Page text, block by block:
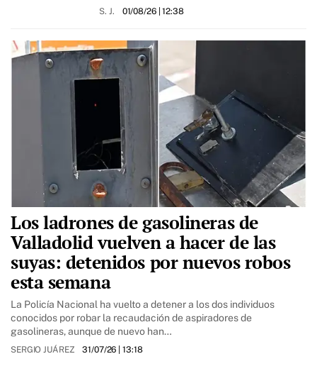
S. J. 01/08/26| 12:38
Los ladrones de gasolineras de
Valladolid vuelven a hacer de las
suyas: detenidos por nuevos robos
esta semana
La Policía Nacional ha vuelto a detener a los dos individuos
conocidos por robar la recaudación de aspiradores de
gasolineras, aunque de nuevo han…
SERGIO JUÁREZ 31/07/26 | 13:18